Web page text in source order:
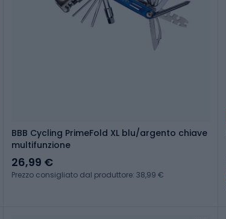
BBB Cycling PrimeFold XL blu/argento chiave
multifunzione
26,99 €
Prezzo consigliato dal produttore: 38,99 €